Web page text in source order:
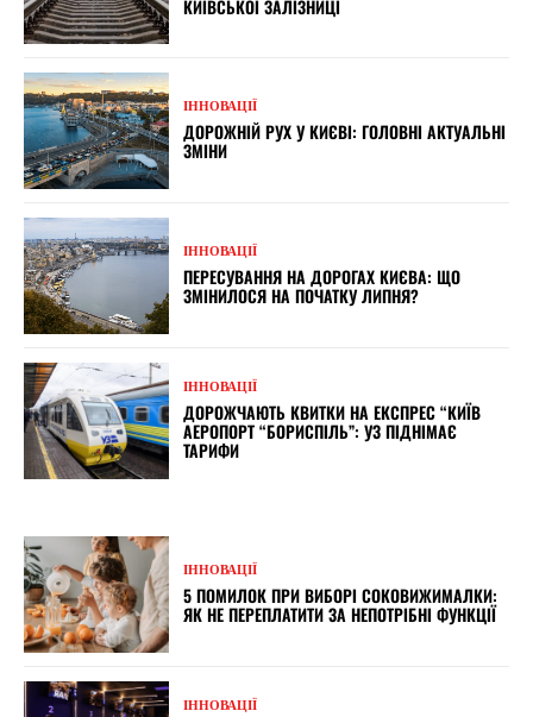
КИЇВСЬКОЇ ЗАЛІЗНИЦІ
ІННОВАЦІЇ
ДОРОЖНІЙ РУХ У КИЄВІ: ГОЛОВНІ АКТУАЛЬНІ
ЗМІНИ
ІННОВАЦІЇ
ПЕРЕСУВАННЯ НА ДОРОГАХ КИЄВА: ЩО
ЗМІНИЛОСЯ НА ПОЧАТКУ ЛИПНЯ?
ІННОВАЦІЇ
ДОРОЖЧАЮТЬ КВИТКИ НА ЕКСПРЕС “КИЇВ
АЕРОПОРТ “БОРИСПІЛЬ”: УЗ ПІДНІМАЄ
ТАРИФИ
ІННОВАЦІЇ
5 ПОМИЛОК ПРИ ВИБОРІ СОКОВИЖИМАЛКИ:
ЯК НЕ ПЕРЕПЛАТИТИ ЗА НЕПОТРІБНІ ФУНКЦІЇ
ІННОВАЦІЇ